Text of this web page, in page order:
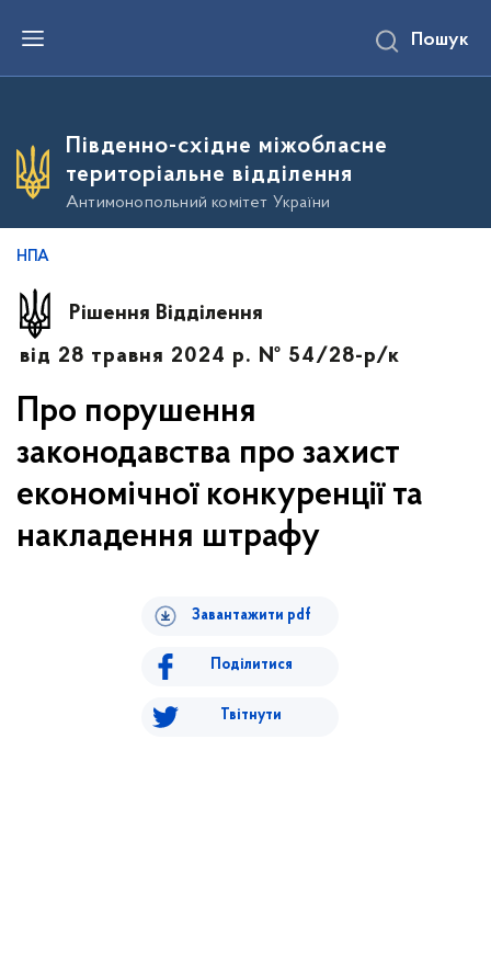
е
о
о
в
о
м
Пошук
Південно-східне міжобласне
територіальне відділення
Антимонопольний комітет України
НПА
Рішення Відділення
від 28 травня 2024 р. № 54/28-р/к
Про порушення
законодавства про захист
економічної конкуренції та
накладення штрафу
Завантажити pdf
Поділитися
Твітнути